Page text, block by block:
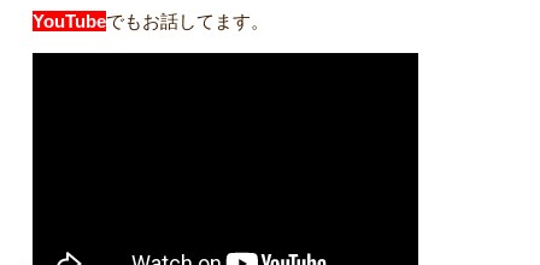
YouTubeでもお話してます。